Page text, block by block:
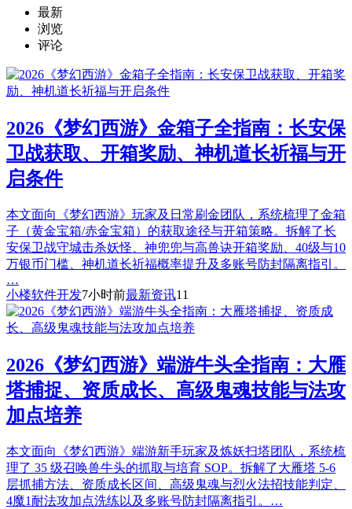
最新
浏览
评论
2026《梦幻西游》金箱子全指南：长安保
卫战获取、开箱奖励、神机道长祈福与开
启条件
本文面向《梦幻西游》玩家及日常刷金团队，系统梳理了金箱
子（黄金宝箱/赤金宝箱）的获取途径与开箱策略。拆解了长
安保卫战守城击杀妖怪、神兜兜与高兽诀开箱奖励、40级与10
万银币门槛、神机道长祈福概率提升及多账号防封隔离指引。
…
小楼软件开发7小时前最新资讯11
2026《梦幻西游》端游牛头全指南：大雁
塔捕捉、资质成长、高级鬼魂技能与法攻
加点培养
本文面向《梦幻西游》端游新手玩家及炼妖扫塔团队，系统梳
理了 35 级召唤兽牛头的抓取与培育 SOP。拆解了大雁塔 5-6
层抓捕方法、资质成长区间、高级鬼魂与烈火法招技能判定、
4魔1耐法攻加点洗练以及多账号防封隔离指引。…